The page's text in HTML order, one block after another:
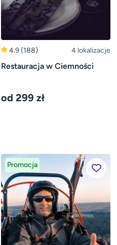
4.9(188) 4 lokalizacje
Restauracja w Ciemności
od 299 zł
Promocja